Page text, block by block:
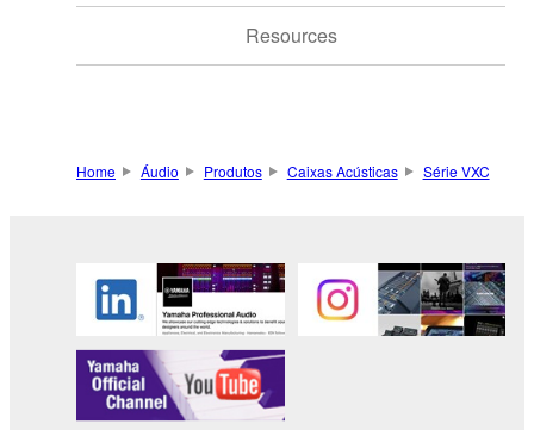
Resources
Home Áudio Produtos Caixas Acústicas Série VXC